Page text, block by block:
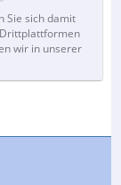
Sie sich damit
wir in unserer